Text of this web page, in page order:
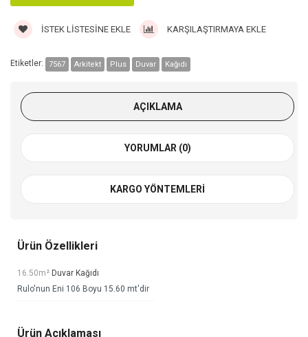
İSTEK LISTESINE EKLE KARŞILAŞTIRMAYA EKLE
Etiketler: 7567 Arkitekt Plus Duvar Kağıdı
AÇIKLAMA
YORUMLAR (0)
KARGO YÖNTEMLERI
Ürün Özellikleri
16.50m² Duvar Kağıdı
Rulo'nun Eni 106 Boyu 15.60 mt'dir
Ürün Açıklaması